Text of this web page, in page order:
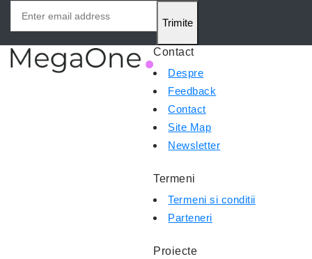
Trimite
Contact
Despre
Feedback
Contact
Site Map
Newsletter
Termeni
Termeni si conditii
Parteneri
Proiecte